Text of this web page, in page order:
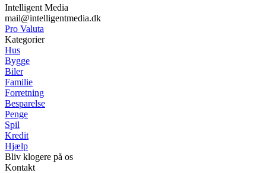
Intelligent Media
mail@intelligentmedia.dk
Pro Valuta
Kategorier
Hus
Bygge
Biler
Familie
Forretning
Besparelse
Penge
Spil
Kredit
Hjælp
Bliv klogere på os
Kontakt